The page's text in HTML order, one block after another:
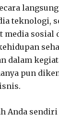
teknologi,
media sosial
dalam
pun
Anda